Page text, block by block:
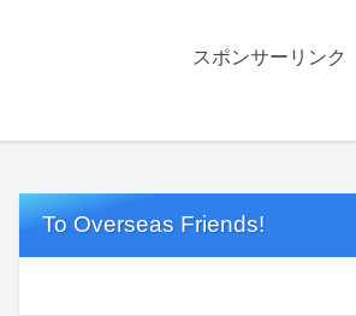
スポンサーリンク
To Overseas Friends!